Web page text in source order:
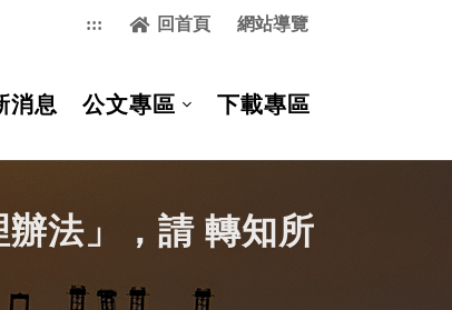
::: 回首頁 網站導覽
消息 公文專區 下載專區
法」，請 轉知所